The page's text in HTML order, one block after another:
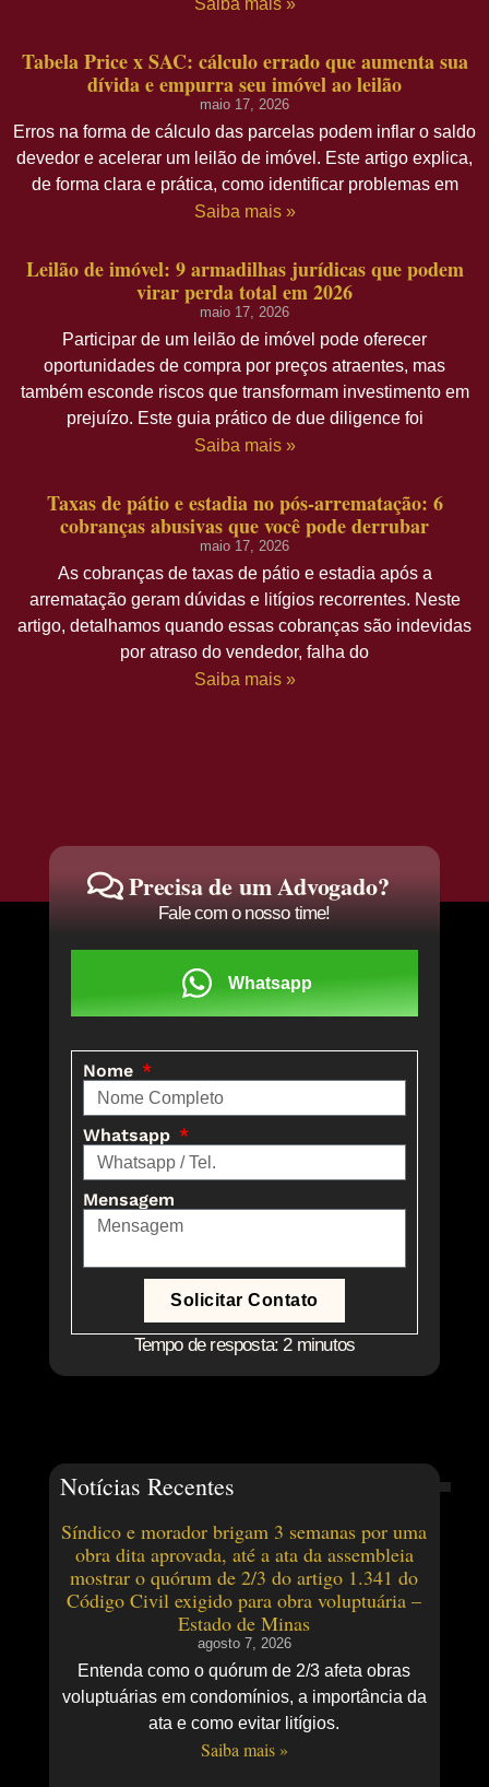
Saiba mais »
Tabela Price x SAC: cálculo errado que aumenta sua
dívida e empurra seu imóvel ao leilão
maio 17, 2026
Erros na forma de cálculo das parcelas podem inflar o saldo
devedor e acelerar um leilão de imóvel. Este artigo explica,
de forma clara e prática, como identificar problemas em
Saiba mais »
Leilão de imóvel: 9 armadilhas jurídicas que podem
virar perda total em 2026
maio 17, 2026
Participar de um leilão de imóvel pode oferecer
oportunidades de compra por preços atraentes, mas
também esconde riscos que transformam investimento em
prejuízo. Este guia prático de due diligence foi
Saiba mais »
Taxas de pátio e estadia no pós-arrematação: 6
cobranças abusivas que você pode derrubar
maio 17, 2026
As cobranças de taxas de pátio e estadia após a
arrematação geram dúvidas e litígios recorrentes. Neste
artigo, detalhamos quando essas cobranças são indevidas
por atraso do vendedor, falha do
Saiba mais »
Precisa de um Advogado?
Fale com o nosso time!
Whatsapp
Nome
Whatsapp
Mensagem
Solicitar Contato
Tempo de resposta: 2 minutos
Notícias Recentes
Síndico e morador brigam 3 semanas por uma
obra dita aprovada, até a ata da assembleia
mostrar o quórum de 2/3 do artigo 1.341 do
Código Civil exigido para obra voluptuária –
Estado de Minas
agosto 7, 2026
Entenda como o quórum de 2/3 afeta obras
voluptuárias em condomínios, a importância da
ata e como evitar litígios.
Saiba mais »